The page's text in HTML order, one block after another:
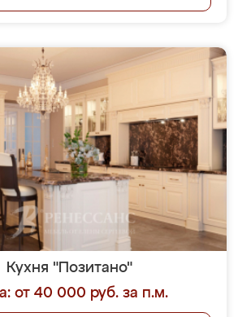
Кухня "Позитано"
от 40 000 руб. за п.м.